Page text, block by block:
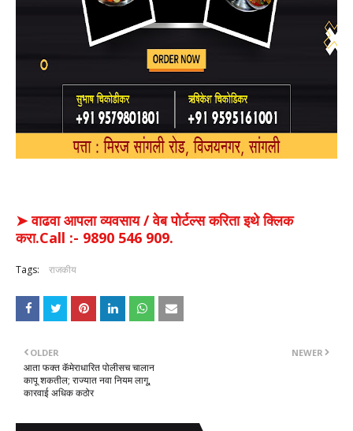
➤ वाढवा आपला व्यवसाय / वेब पोर्टल्स करिता इथे क्लिक
करा.Call :- 9890 546 909.
Tags: राजकीय
NEWER
OLDER
आता फक्त कॅमेराधारित पोलीसच चालान
कापू शकतील; राज्यात नवा नियम लागू,
कारवाई अधिक कठोर